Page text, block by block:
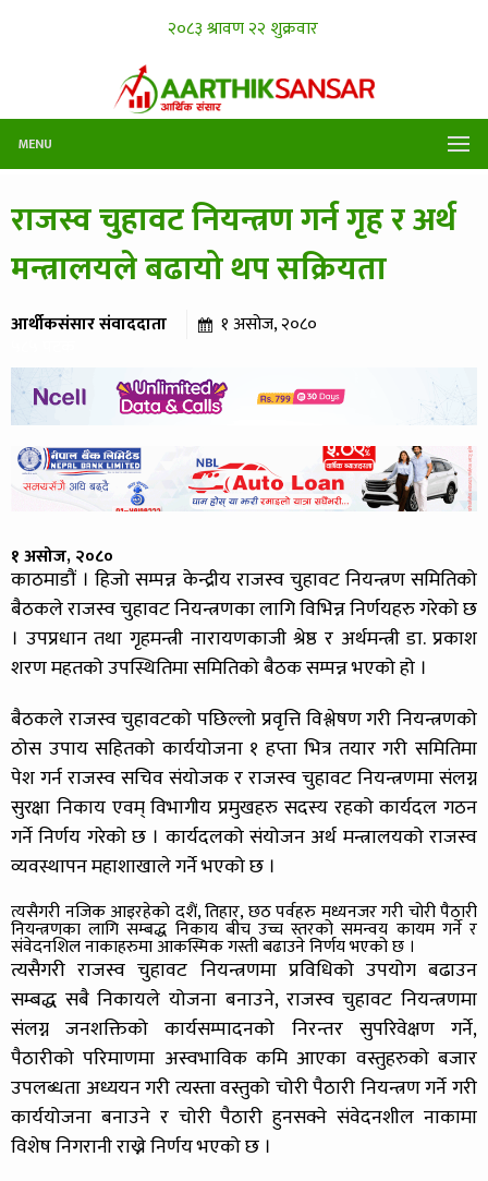
MENU
राजस्व चुहावट नियन्त्रण गर्न गृह र अर्थ
मन्त्रालयले बढायो थप सक्रियता
आर्थीकसंसार संवाददाता १ असोज, २०८०
१ असोज, २०८०
काठमाडौं । हिजो सम्पन्न केन्द्रीय राजस्व चुहावट नियन्त्रण समितिको
बैठकले राजस्व चुहावट नियन्त्रणका लागि विभिन्न निर्णयहरु गरेको छ
। उपप्रधान तथा गृहमन्त्री नारायणकाजी श्रेष्ठ र अर्थमन्त्री डा. प्रकाश
शरण महतको उपस्थितिमा समितिको बैठक सम्पन्न भएको हो ।
बैठकले राजस्व चुहावटको पछिल्लो प्रवृत्ति विश्लेषण गरी नियन्त्रणको
ठोस उपाय सहितको कार्ययोजना १ हप्ता भित्र तयार गरी समितिमा
पेश गर्न राजस्व सचिव संयोजक र राजस्व चुहावट नियन्त्रणमा संलग्न
सुरक्षा निकाय एवम् विभागीय प्रमुखहरु सदस्य रहको कार्यदल गठन
गर्ने निर्णय गरेको छ । कार्यदलको संयोजन अर्थ मन्त्रालयको राजस्व
व्यवस्थापन महाशाखाले गर्ने भएको छ ।
त्यसैगरी नजिक आइरहेको दशैं, तिहार, छठ पर्वहरु मध्यनजर गरी चोरी पैठारी
नियन्त्रणका लागि सम्बद्ध निकाय बीच उच्च स्तरको समन्वय कायम गर्ने र
संवेदनशिल नाकाहरुमा आकस्मिक गस्ती बढाउने निर्णय भएको छ ।
त्यसैगरी राजस्व चुहावट नियन्त्रणमा प्रविधिको उपयोग बढाउन
सम्बद्ध सबै निकायले योजना बनाउने, राजस्व चुहावट नियन्त्रणमा
संलग्न जनशक्तिको कार्यसम्पादनको निरन्तर सुपरिवेक्षण गर्ने,
पैठारीको परिमाणमा अस्वभाविक कमि आएका वस्तुहरुको बजार
उपलब्धता अध्ययन गरी त्यस्ता वस्तुको चोरी पैठारी नियन्त्रण गर्ने गरी
कार्ययोजना बनाउने र चोरी पैठारी हुनसक्ने संवेदनशील नाकामा
विशेष निगरानी राख्ने निर्णय भएको छ ।